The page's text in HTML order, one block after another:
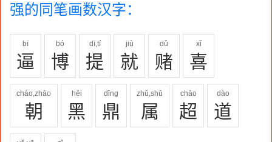
强的同笔画数汉字：
bī
逼
bó
博
dī,tí
提
jiù
就
dǔ
赌
xǐ
喜
cháo,zhāo
朝
hēi
黑
dǐng
鼎
zhǔ,shǔ
属
chāo
超
dào
道